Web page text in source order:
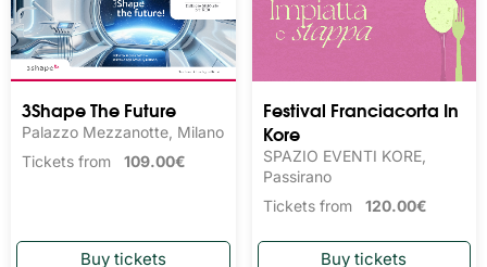
3Shape The Future
Palazzo Mezzanotte, Milano
Tickets from 109.00€
Festival Franciacorta In
Kore
SPAZIO EVENTI KORE,
Passirano
Tickets from 120.00€